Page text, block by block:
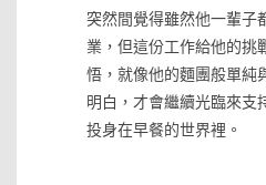
突然間覺得雖然他一輩子
業，但這份工作給他的挑
悟，就像他的麵團般單純
明白，才會繼續光臨來支
投身在早餐的世界裡。